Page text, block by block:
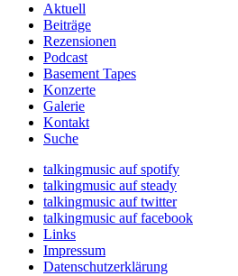
Aktuell
Beiträge
Rezensionen
Podcast
Basement Tapes
Konzerte
Galerie
Kontakt
Suche
talkingmusic auf spotify
talkingmusic auf steady
talkingmusic auf twitter
talkingmusic auf facebook
Links
Impressum
Datenschutzerklärung